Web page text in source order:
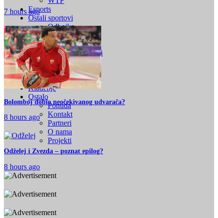
Esports
Ostali sportovi
Odbojka
Rukomet
Vaterpolo
Borilački sportovi
Kolumna
Intervjui
Satnica
Klađenje
Ostalo
Ponuda
Kontakt
Partneri
O nama
Projekti
7 hours ago
Bolomboj dobio neočekivanog udvarača?
8 hours ago
Odželej i Zvezda – poznat epilog?
8 hours ago